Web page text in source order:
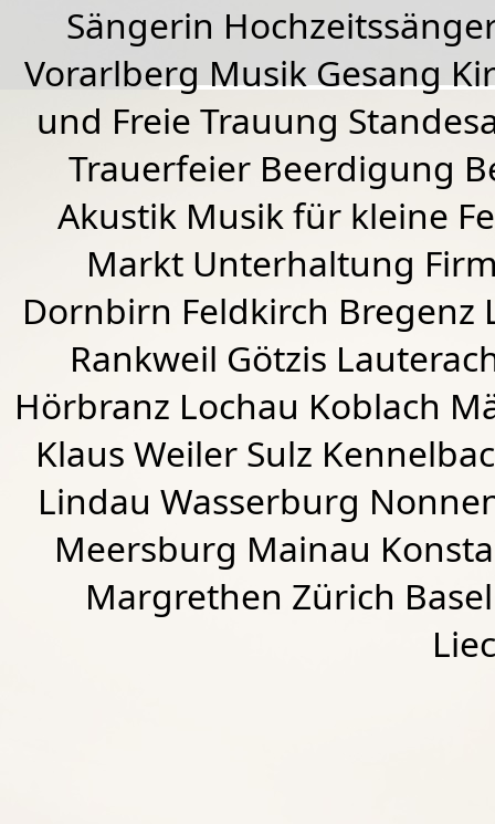
Sängerin
Vorarlberg Musik Gesang
und Freie Trauung
Trauerfeier Beerdigung
Akustik Musik für kleine
Markt Unterhaltung
Dornbirn Feldkirch Bregenz
Rankweil Götzis
Hörbranz Lochau Koblach
Klaus Weiler Sulz
Lindau Wasserburg
Meersburg Mainau
Margrethen Zürich